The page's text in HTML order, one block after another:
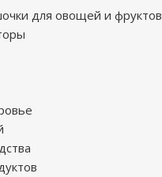
для овощей и фруктов